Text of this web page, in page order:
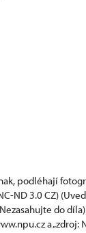
podléhají
ND 3.0 CZ)
do
a